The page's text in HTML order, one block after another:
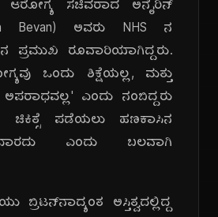
ಆರೋಗ್ಯ ಸಚಿವರಾದ ಅನೈರಿನ್
Bevan) ಅವರು NHS ನ
ಪ್ರಮುಖ ರೂವಾರಿಯಾಗಿದ್ದರು.
ಒಂದು ಶಿಕ್ಷೆಯಲ್ಲ, ಮತ್ತು
ಎಂದು ನಂಬಿದ್ದರು
ಚಿಕಿತ್ಸೆ ಪಡೆಯಲು ಹಣಕಾಸಿನ
ಎಂದು ಬಲವಾಗಿ
ಬ್ರಿಟನ್‌ನಾದ್ಯಂತ ಅಸ್ತಿತ್ವದಲ್ಲಿದ್ದ